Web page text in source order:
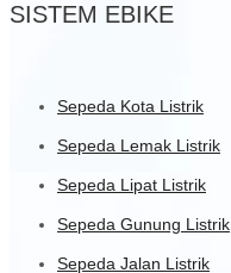
SISTEM EBIKE
Sepeda Kota Listrik
Sepeda Lemak Listrik
Sepeda Lipat Listrik
Sepeda Gunung Listrik
Sepeda Jalan Listrik